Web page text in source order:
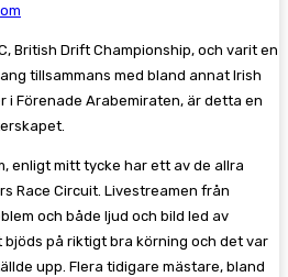
British Drift Championship, och varit en
tillsammans med bland annat Irish
i Förenade Arabemiraten, är detta en
enligt mitt tycke har ett av de allra
Race Circuit. Livestreamen från
och både ljud och bild led av
på riktigt bra körning och det var
upp. Flera tidigare mästare, bland